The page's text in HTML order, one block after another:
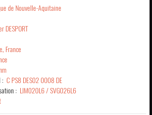
de Nouvelle-Aquitaine
DESPORT
France
: C PS8 DES02 0008 DE
: LIM020L6 / SVG026L6